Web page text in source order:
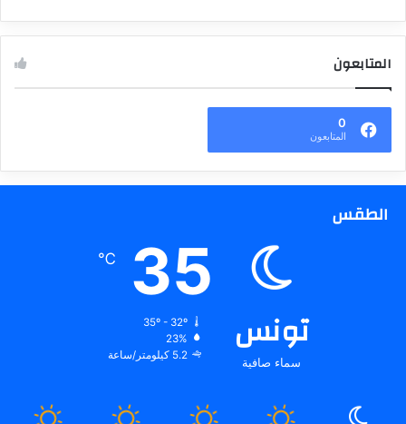
المتابعون
0
المتابعون
الطقس
تونس
سماء صافية
35
℃
35º - 32º
23%
5.2 كيلومتر/ساعة